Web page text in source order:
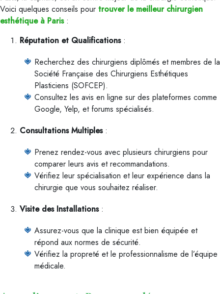
Voici quelques conseils pour trouver le meilleur chirurgien
esthétique à Paris:
Réputation et Qualifications:
Recherchez des chirurgiens diplômés et membres de la
Société Française des Chirurgiens Esthétiques
Plasticiens (SOFCEP).
Consultez les avis en ligne sur des plateformes comme
Google, Yelp, et forums spécialisés.
Consultations Multiples:
Prenez rendez-vous avec plusieurs chirurgiens pour
comparer leurs avis et recommandations.
Vérifiez leur spécialisation et leur expérience dans la
chirurgie que vous souhaitez réaliser.
Visite des Installations:
Assurez-vous que la clinique est bien équipée et
répond aux normes de sécurité.
Vérifiez la propreté et le professionnalisme de l’équipe
médicale.